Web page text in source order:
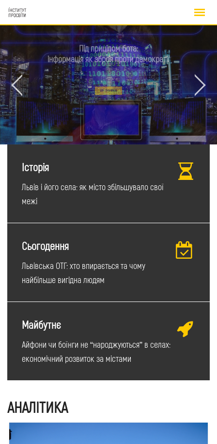
Skip
content
Тільки Бог знає, що Хмельницький гадає
Історія
Львів і його села: як місто збільшувало свої
межі
Сьогодення
Львівська ОТГ: хто впирається та чому
найбільше вигідна людям
Майбутнє
Айфони чи боїнги не “народжуються” в селах:
економічний розвиток за містами
АНАЛІТИКА